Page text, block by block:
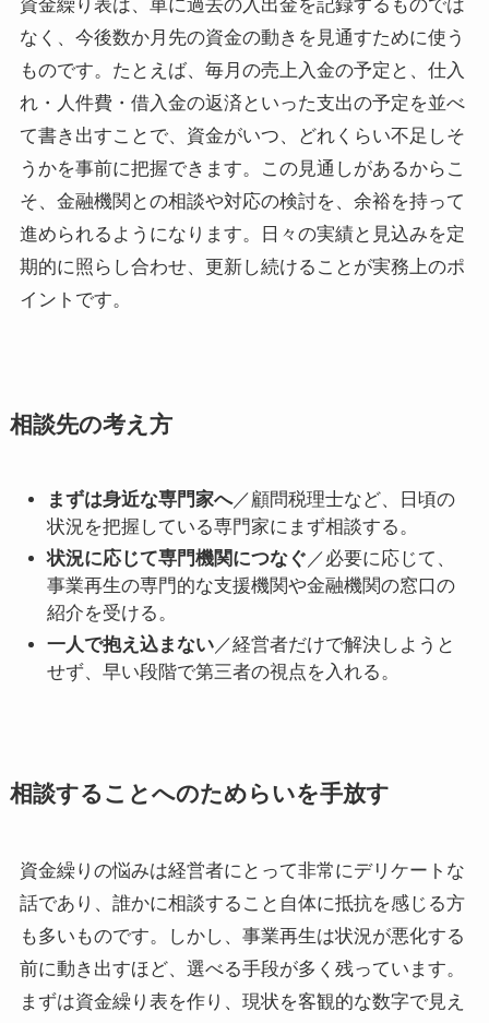
資金繰り表は、単に過去の入出金を記録するものでは
なく、今後数か月先の資金の動きを見通すために使う
ものです。たとえば、毎月の売上入金の予定と、仕入
れ・人件費・借入金の返済といった支出の予定を並べ
て書き出すことで、資金がいつ、どれくらい不足しそ
うかを事前に把握できます。この見通しがあるからこ
そ、金融機関との相談や対応の検討を、余裕を持って
進められるようになります。日々の実績と見込みを定
期的に照らし合わせ、更新し続けることが実務上のポ
イントです。
相談先の考え方
まずは身近な専門家へ／顧問税理士など、日頃の
状況を把握している専門家にまず相談する。
状況に応じて専門機関につなぐ ／必要に応じて、
事業再生の専門的な支援機関や金融機関の窓口の
紹介を受ける。
一人で抱え込まない／経営者だけで解決しようと
せず、早い段階で第三者の視点を入れる。
相談することへのためらいを手放す
資金繰りの悩みは経営者にとって非常にデリケートな
話であり、誰かに相談すること自体に抵抗を感じる方
も多いものです。しかし、事業再生は状況が悪化する
前に動き出すほど、選べる手段が多く残っています。
まずは資金繰り表を作り、現状を客観的な数字で見え